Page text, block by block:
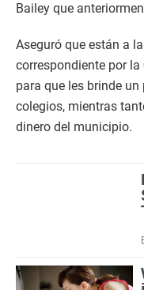
Bailey que
Aseguró que están a
correspondiente por la
para que les brinde
colegios, mientras
dinero del municipio.